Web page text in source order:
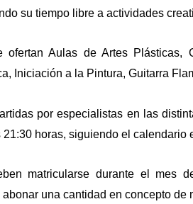
su tiempo libre a actividades
ofertan Aulas de Artes Plásticas,
Iniciación a la Pintura, Guitarra
por especialistas en las
21:30 horas, siguiendo el calendario
matricularse durante el mes
una cantidad en concepto